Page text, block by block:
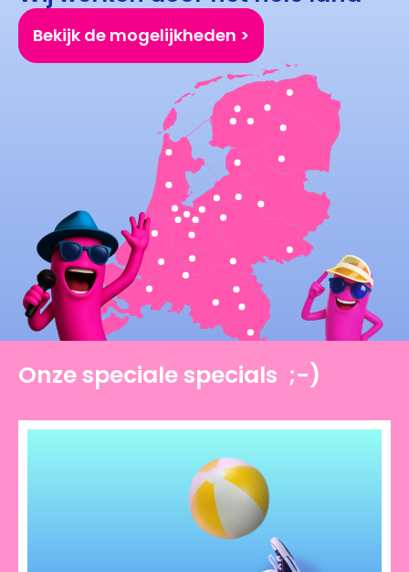
Bekijk de mogelijkheden >
Onze speciale specials ;-)